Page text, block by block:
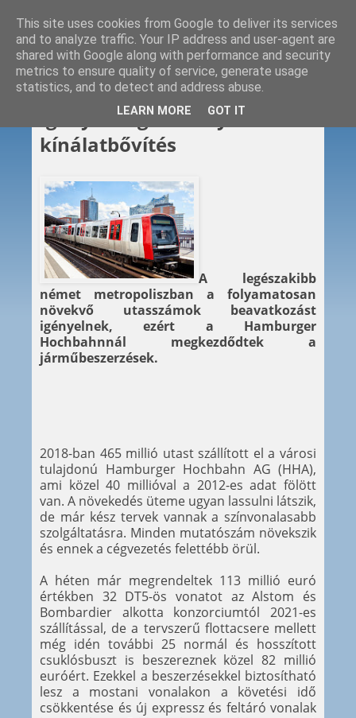
2019. 07. 08.
Igénykielégítés helyett
kínálatbővítés
A legészakibb
német metropoliszban a folyamatosan
növekvő utasszámok beavatkozást
igényelnek, ezért a Hamburger
Hochbahnnál megkezdődtek a
járműbeszerzések.
2018-ban 465 millió utast szállított el a városi
tulajdonú Hamburger Hochbahn AG (HHA),
ami közel 40 millióval a 2012-es adat fölött
van. A növekedés üteme ugyan lassulni látszik,
de már kész tervek vannak a színvonalasabb
szolgáltatásra. Minden mutatószám növekszik
és ennek a cégvezetés felettébb örül.
A héten már megrendeltek 113 millió euró
értékben 32 DT5-ös vonatot az Alstom és
Bombardier alkotta konzorciumtól 2021-es
szállítással, de a tervszerű flottacsere mellett
még idén további 25 normál és hosszított
csuklósbuszt is beszereznek közel 82 millió
euróért. Ezekkel a beszerzésekkel biztosítható
lesz a mostani vonalakon a követési idő
csökkentése és új expressz és feltáró vonalak
This site uses cookies from Google to deliver its services
and to analyze traffic. Your IP address and user-agent are
shared with Google along with performance and security
metrics to ensure quality of service, generate usage
statistics, and to detect and address abuse.
LEARN MORE GOT IT